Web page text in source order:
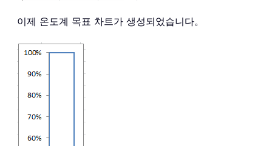
이제 온도계 목표 차트가 생성되었습니다。